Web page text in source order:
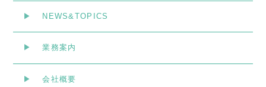
NEWS&TOPICS
業務案内
会社概要